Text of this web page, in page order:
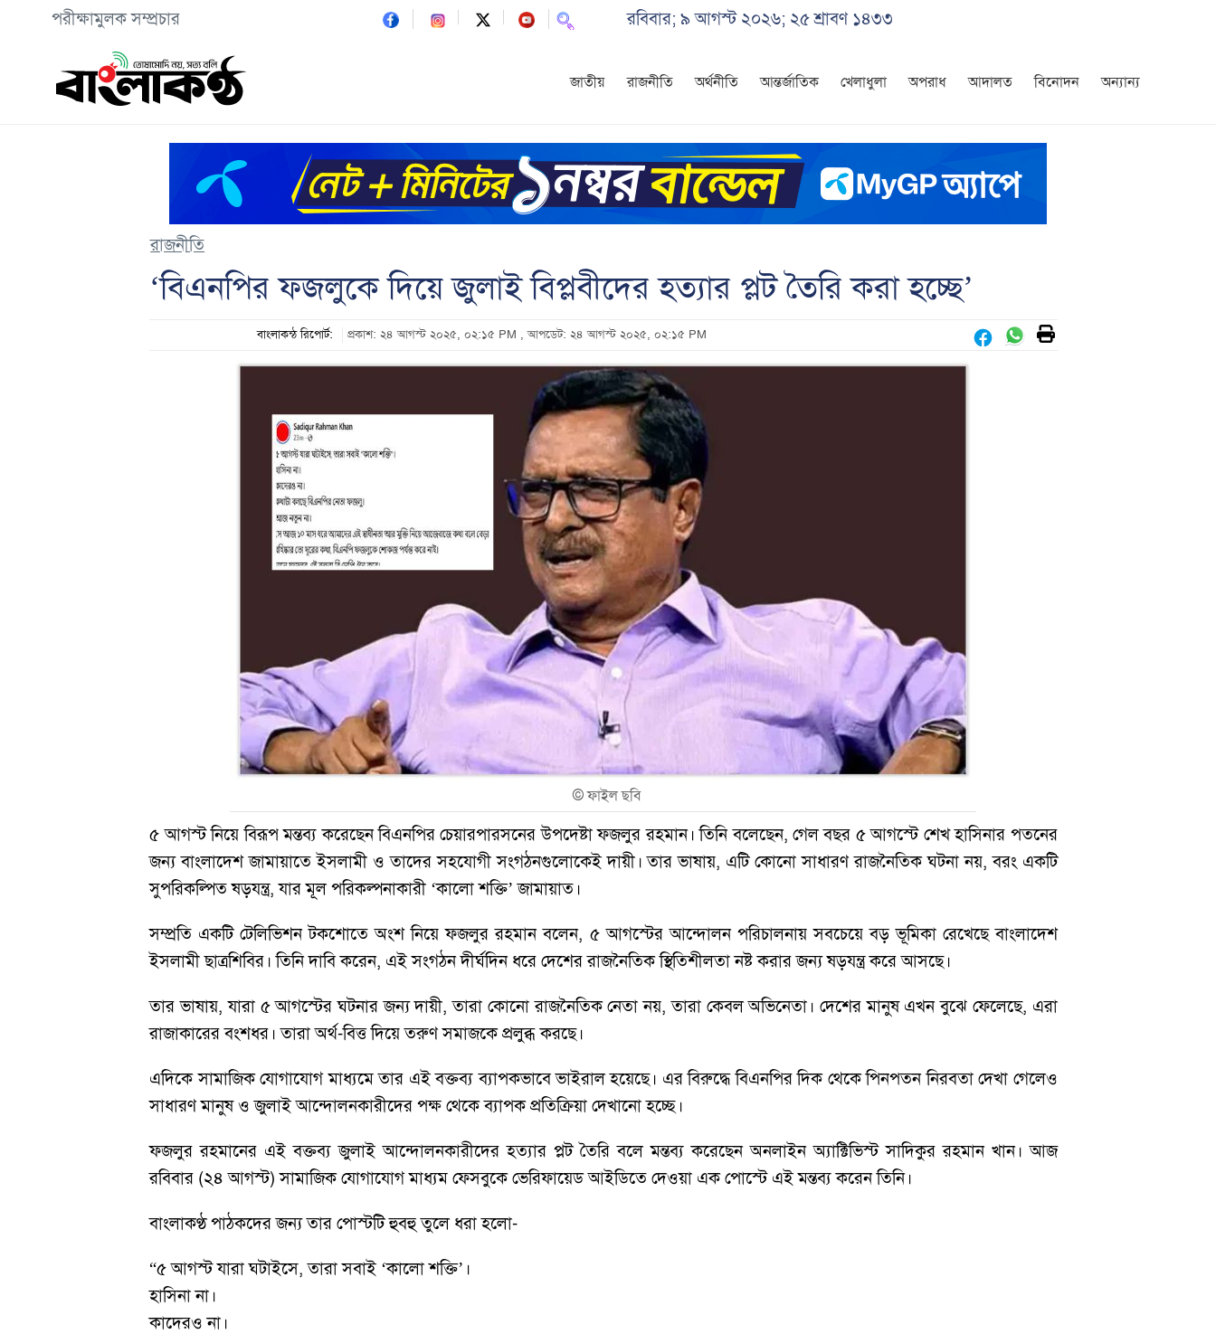
পরীক্ষামুলক সম্প্রচার রবিবার; ৯ আগস্ট ২০২৬; ২৫ শ্রাবণ ১৪৩৩
জাতীয় রাজনীতি অর্থনীতি আন্তর্জাতিক খেলাধুলা অপরাধ আদালত বিনোদন অন্যান্য
রাজনীতি
‘বিএনপির ফজলুকে দিয়ে জুলাই বিপ্লবীদের হত্যার প্লট তৈরি করা হচ্ছে’
বাংলাকন্ঠ রিপোর্ট: প্রকাশ: ২৪ আগস্ট ২০২৫, ০২:১৫ PM , আপডেট: ২৪ আগস্ট ২০২৫, ০২:১৫ PM
©ফাইল ছবি
৫ আগস্ট নিয়ে বিরূপ মন্তব্য করেছেন বিএনপির চেয়ারপারসনের উপদেষ্টা ফজলুর রহমান। তিনি বলেছেন, গেল বছর ৫ আগস্টে শেখ হাসিনার পতনের
জন্য বাংলাদেশ জামায়াতে ইসলামী ও তাদের সহযোগী সংগঠনগুলোকেই দায়ী। তার ভাষায়, এটি কোনো সাধারণ রাজনৈতিক ঘটনা নয়, বরং একটি
সুপরিকল্পিত ষড়যন্ত্র, যার মূল পরিকল্পনাকারী ‘কালো শক্তি’ জামায়াত।
সম্প্রতি একটি টেলিভিশন টকশোতে অংশ নিয়ে ফজলুর রহমান বলেন, ৫ আগস্টের আন্দোলন পরিচালনায় সবচেয়ে বড় ভূমিকা রেখেছে বাংলাদেশ
ইসলামী ছাত্রশিবির। তিনি দাবি করেন, এই সংগঠন দীর্ঘদিন ধরে দেশের রাজনৈতিক স্থিতিশীলতা নষ্ট করার জন্য ষড়যন্ত্র করে আসছে।
তার ভাষায়, যারা ৫ আগস্টের ঘটনার জন্য দায়ী, তারা কোনো রাজনৈতিক নেতা নয়, তারা কেবল অভিনেতা। দেশের মানুষ এখন বুঝে ফেলেছে, এরা
রাজাকারের বংশধর। তারা অর্থ-বিত্ত দিয়ে তরুণ সমাজকে প্রলুব্ধ করছে।
এদিকে সামাজিক যোগাযোগ মাধ্যমে তার এই বক্তব্য ব্যাপকভাবে ভাইরাল হয়েছে। এর বিরুদ্ধে বিএনপির দিক থেকে পিনপতন নিরবতা দেখা গেলেও
সাধারণ মানুষ ও জুলাই আন্দোলনকারীদের পক্ষ থেকে ব্যাপক প্রতিক্রিয়া দেখানো হচ্ছে।
ফজলুর রহমানের এই বক্তব্য জুলাই আন্দোলনকারীদের হত্যার প্লট তৈরি বলে মন্তব্য করেছেন অনলাইন অ্যাক্টিভিস্ট সাদিকুর রহমান খান। আজ
রবিবার (২৪ আগস্ট) সামাজিক যোগাযোগ মাধ্যম ফেসবুকে ভেরিফায়েড আইডিতে দেওয়া এক পোস্টে এই মন্তব্য করেন তিনি।
বাংলাকণ্ঠ পাঠকদের জন্য তার পোস্টটি হুবহু তুলে ধরা হলো-
“৫ আগস্ট যারা ঘটাইসে, তারা সবাই ‘কালো শক্তি’।
হাসিনা না।
কাদেরও না।